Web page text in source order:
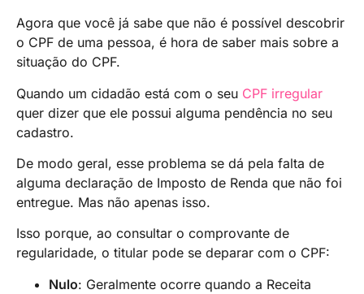
Agora que você já sabe que não é possível descobrir
o CPF de uma pessoa, é hora de saber mais sobre a
situação do CPF.
Quando um cidadão está com o seu CPF irregular
quer dizer que ele possui alguma pendência no seu
cadastro.
De modo geral, esse problema se dá pela falta de
alguma declaração de Imposto de Renda que não foi
entregue. Mas não apenas isso.
Isso porque, ao consultar o comprovante de
regularidade, o titular pode se deparar com o CPF:
Nulo: Geralmente ocorre quando a Receita